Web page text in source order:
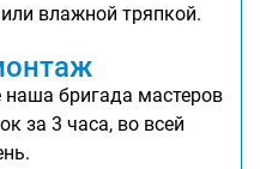
или влажной тряпкой.
наша бригада мастеров
за 3 часа, во всей